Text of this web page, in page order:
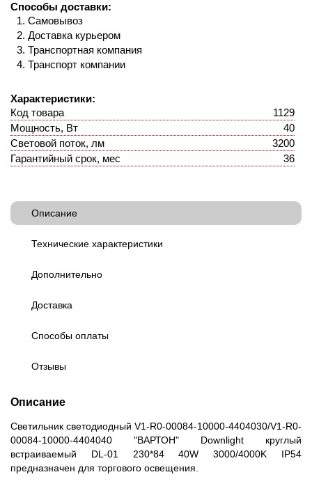
Способы доставки:
Самовывоз
Доставка курьером
Транспортная компания
Транспорт компании
Характеристики:
Код товара
1129
Мощность, Вт
40
Световой поток, лм
3200
Гарантийный срок, мес
36
Описание
Технические характеристики
Дополнительно
Доставка
Способы оплаты
Отзывы
Описание
Cветильник светодиодный V1-R0-00084-10000-4404030/V1-R0-
00084-10000-4404040 "ВАРТОН" Downlight круглый
встраиваемый DL-01 230*84 40W 3000/4000K IP54
предназначен для торгового освещения.